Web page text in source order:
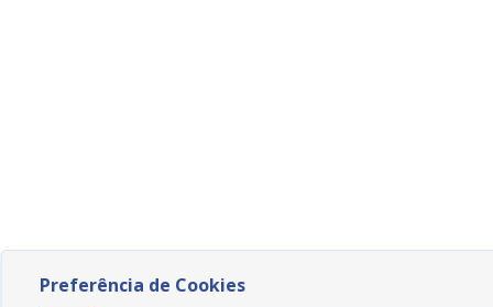
Preferência de Cookies